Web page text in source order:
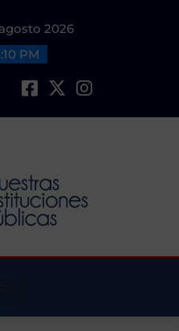
2026
PM